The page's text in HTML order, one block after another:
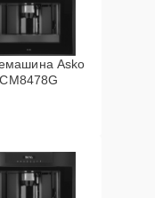
Asko
CM8478G